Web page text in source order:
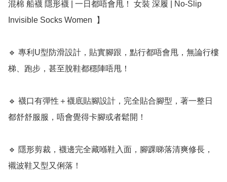
混棉 船襪 隱形襪 | 一日都唔會甩！ 女裝 深履 | No-Slip
Invisible Socks Women  】
🔹 專利U型防滑設計，貼實腳跟，點行都唔會甩，無論行樓
梯、跑步，甚至脫鞋都穩陣唔甩！
🔹 襪口有彈性＋襪底貼腳設計，完全貼合腳型，著一整日
都舒舒服服，唔會覺得卡腳或者鬆開！
🔹 隱形剪裁，襪邊完全藏喺鞋入面，腳踝睇落清爽修長，
襯波鞋又型又俐落！